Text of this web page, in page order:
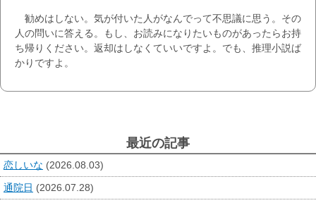
勧めはしない。気が付いた人がなんでって不思議に思う。その
人の問いに答える。もし、お読みになりたいものがあったらお持
ち帰りください。返却はしなくていいですよ。でも、推理小説ば
かりですよ。
最近の記事
恋しいな (2026.08.03)
通院日 (2026.07.28)